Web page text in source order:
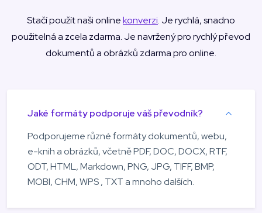
Stačí použít naši onlinekonverzi. Je rychlá, snadno
použitelná a zcela zdarma. Je navržený pro rychlý převod
dokumentů a obrázků zdarma pro online.
Jaké formáty podporuje váš převodník?
Podporujeme různé formáty dokumentů, webu,
e-knih a obrázků, včetně PDF, DOC, DOCX, RTF,
ODT, HTML, Markdown, PNG, JPG, TIFF, BMP,
MOBI, CHM, WPS , TXT a mnoho dalších.